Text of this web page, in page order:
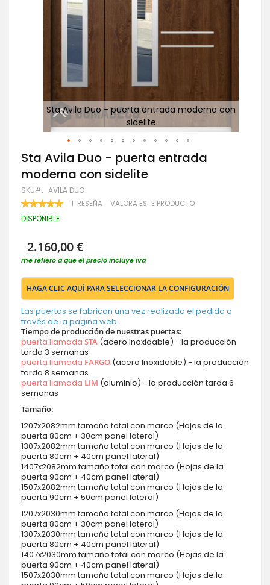
Sta Avila Duo - puerta entrada moderna con
sidelite
Saltar
al
comienzo
de
la
galería
de
Sta Avila Duo - puerta entrada
moderna con sidelite
SKU AVILA DUO
VALORACIÓN:
100 100
1 RESEÑA VALORA ESTE PRODUCTO
DISPONIBLE
2.160,00 €
me refiero a que el precio incluye iva
HAGA CLIC AQUÍ PARA SELECCIONAR LA CONFIGURACIÓN
Las puertas se fabrican una vez realizado el pedido a
través de la página web.
Tiempo de producción de nuestras puertas:
puerta llamada STA (acero Inoxidable) - la producción
tarda 3 semanas
puerta llamada FARGO (acero Inoxidable) - la producción
tarda 8 semanas
puerta llamada LIM (aluminio) - la producción tarda 6
semanas
Tamaño:
1207x2082mm tamaño total con marco (Hojas de la
puerta 80cm + 30cm panel lateral)
1307x2082mm tamaño total con marco (Hojas de la
puerta 80cm + 40cm panel lateral)
1407x2082mm tamaño total con marco (Hojas de la
puerta 90cm + 40cm panel lateral)
1507x2082mm tamaño total con marco (Hojas de la
puerta 90cm + 50cm panel lateral)
1207x2030mm tamaño total con marco (Hojas de la
puerta 80cm + 30cm panel lateral)
1307x2030mm tamaño total con marco (Hojas de la
puerta 80cm + 40cm panel lateral)
1407x2030mm tamaño total con marco (Hojas de la
puerta 90cm + 40cm panel lateral)
1507x2030mm tamaño total con marco (Hojas de la